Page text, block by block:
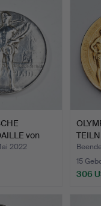
von
2022
15
306